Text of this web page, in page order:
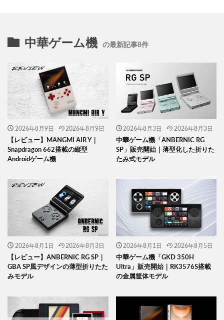
中華ゲーム機 の最新記事8件
2026年8月9日 2026年8月9日
【レビュー】MANGMI AIR Y｜
Snapdragon 662搭載の縦型
Androidゲーム機
2026年8月3日 2026年8月3日
中華ゲーム機「ANBERNIC RG
SP」販売開始｜薄型化した折りた
たみ式モデル
2026年8月1日 2026年8月3日
【レビュー】ANBERNIC RG SP｜
GBA SP風デザインの薄型折りたた
みモデル
2026年8月1日 2026年8月5日
中華ゲーム機「GKD 350H
Ultra」販売開始｜RK3576S搭載
の金属筐体モデル